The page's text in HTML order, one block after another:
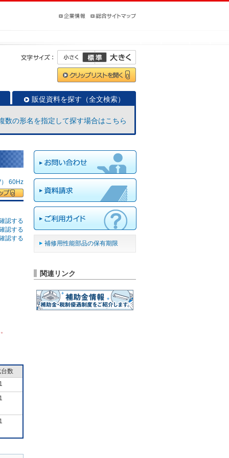
販促資料を探す（全文検索）
数の形名を指定して探す場合はこちら
60Hz
認する
認する
認する
数
補修用性能部品の保有期限
関連リンク